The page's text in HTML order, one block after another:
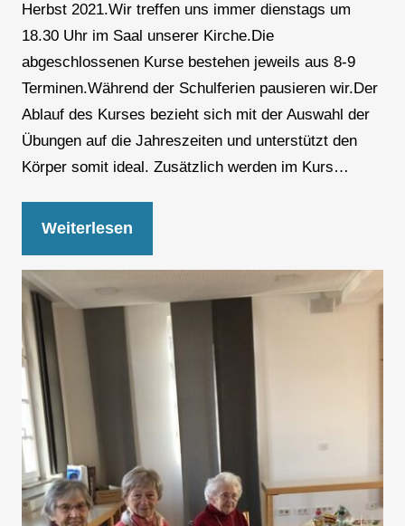
Herbst 2021.Wir treffen uns immer dienstags um
18.30 Uhr im Saal unserer Kirche.Die
abgeschlossenen Kurse bestehen jeweils aus 8-9
Terminen.Während der Schulferien pausieren wir.Der
Ablauf des Kurses bezieht sich mit der Auswahl der
Übungen auf die Jahreszeiten und unterstützt den
Körper somit ideal. Zusätzlich werden im Kurs…
Weiterlesen